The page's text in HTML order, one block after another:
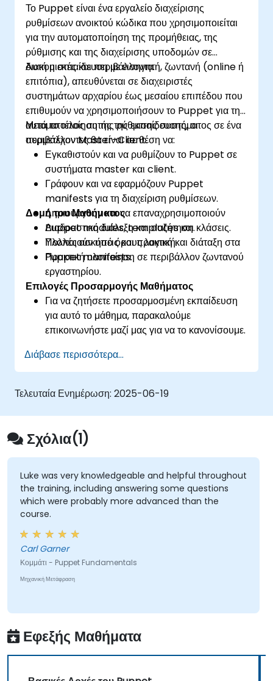
Το Puppet είναι ένα εργαλείο διαχείρισης
ρυθμίσεων ανοικτού κώδικα που χρησιμοποιείται
για την αυτοματοποίηση της προμήθειας, της
ρύθμισης και της διαχείρισης υποδομών σε
διακομιστές και περιβάλλοντα.
Αυτή η εκπαίδευση με εισηγητή, ζωντανή (online ή
επιτόπια), απευθύνεται σε διαχειριστές
συστημάτων αρχαρίου έως μεσαίου επιπέδου που
επιθυμούν να χρησιμοποιήσουν το Puppet για την
αυτοματοποίηση της ρύθμισης συστήματος σε ένα
περιβάλλον Master-Client.
Μετά το τέλος αυτής της εκπαίδευσης, οι
συμμετέχοντες θα είναι σε θέση να:
Εγκαθιστούν και να ρυθμίζουν το Puppet σε
συστήματα master και client.
Γράφουν και να εφαρμόζουν Puppet
manifests για τη διαχείριση ρυθμίσεων.
Δημιουργούν και να επαναχρησιμοποιούν
Puppet modules, templates και κλάσεις.
Υλοποιούν υπό όρους λογική και διάταξη στα
Puppet manifests.
Δομή του Μαθήματος
Διαδραστική διάλεξη και συζήτηση.
Πολλές ασκήσεις και πρακτική.
Πρακτική υλοποίηση σε περιβάλλον ζωντανού
εργαστηρίου.
Επιλογές Προσαρμογής Μαθήματος
Για να ζητήσετε προσαρμοσμένη εκπαίδευση
για αυτό το μάθημα, παρακαλούμε
επικοινωνήστε μαζί μας για να το κανονίσουμε.
Διάβασε περισσότερα...
Τελευταία Ενημέρωση: 2025-06-19
Σχόλια(1)
Luke was very knowledgeable and helpful throughout
the training, including answering some questions
which were probably more advanced than the
course.
Carl Garner
Κομμάτι - Puppet Fundamentals
Μηχανική Μετάφραση
Εφεξής Μαθήματα